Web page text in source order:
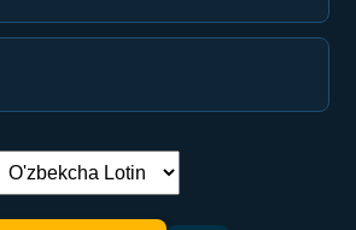
Tilni almashtirish: